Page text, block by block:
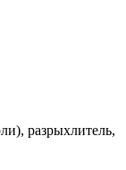
разрыхлитель,